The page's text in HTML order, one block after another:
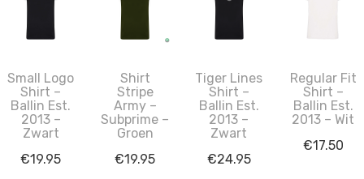
Small Logo
Shirt –
Ballin Est.
2013 –
Zwart
€19.95
Shirt
Stripe
Army –
Subprime –
Groen
€19.95
Tiger Lines
Shirt –
Ballin Est.
2013 –
Zwart
€24.95
Regular Fit
Shirt –
Ballin Est.
2013 – Wit
€17.50